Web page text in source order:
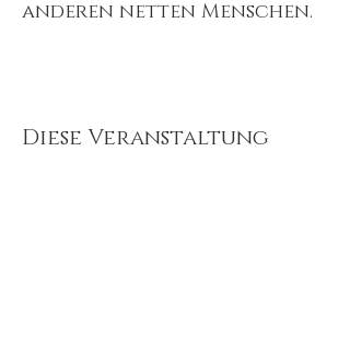
anderen netten Menschen.
Diese Veranstaltung